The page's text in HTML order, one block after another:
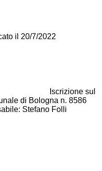
il 20/7/2022
Iscrizione sul
di Bologna n. 8586
Stefano Folli